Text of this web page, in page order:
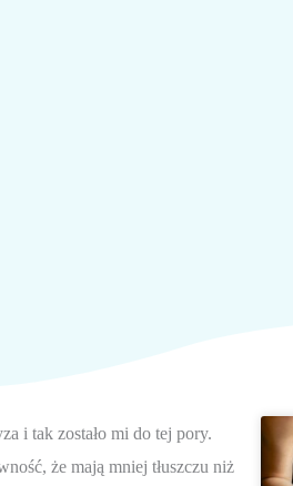
i tak zostało mi do tej pory.
że mają mniej tłuszczu niż